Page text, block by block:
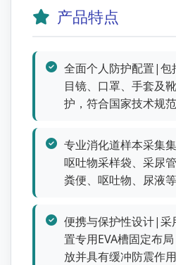
产品特点
全面个人防护配置|包
目镜、口罩、手套及
护，符合国家技术规范
专业消化道样本采集
呕吐物采样袋、采尿
粪便、呕吐物、尿液
便携与保护性设计|采
置专用EVA槽固定布
放并具有缓冲防震作